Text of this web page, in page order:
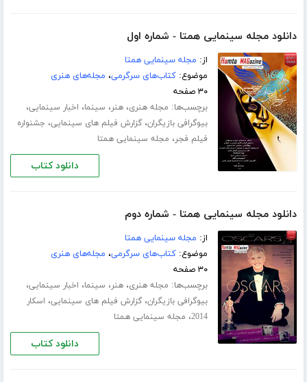
دانلود مجله سینمایی همتا - شماره اول
از: مجله سینمایی همتا
موضوع:کتاب‌های سرگرمی، مجله‌های هنری
۳۰ صفحه
برچسب‌ها: مجله هنری،هنر، سینما، اخبار سینمایی،
بیوگرافی بازیگران،گزارش فیلم های سینمایی، جشنواره
فیلم فجر، مجله سینمایی همتا
دانلود کتاب
دانلود مجله سینمایی همتا - شماره دوم
از: مجله سینمایی همتا
موضوع:کتاب‌های سرگرمی، مجله‌های هنری
۳۰ صفحه
برچسب‌ها: مجله هنری،هنر، سینما، اخبار سینمایی،
بیوگرافی بازیگران،گزارش فیلم های سینمایی، اسکار
2014، مجله سینمایی همتا
دانلود کتاب